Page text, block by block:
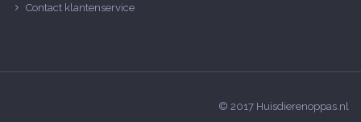
Contact klantenservice
© 2017 Huisdierenoppas.nl